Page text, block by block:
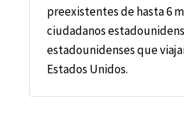
preexistentes de hasta 6
ciudadanos
estadounidenses que
Estados Unidos.